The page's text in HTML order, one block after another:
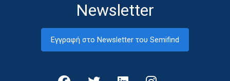
Newsletter
Εγγραφή στο Newsletter του Semifind